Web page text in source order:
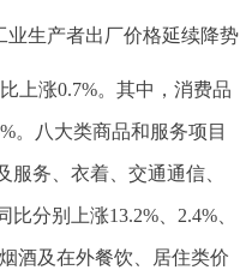
业生产者出厂价格延续降势
上涨0.7%。其中，消费品
。八大类商品和服务项目
务、衣着、交通通信、
分别上涨13.2%、2.4%、
酒及在外餐饮、居住类价